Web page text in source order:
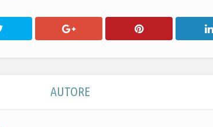
AUTORE